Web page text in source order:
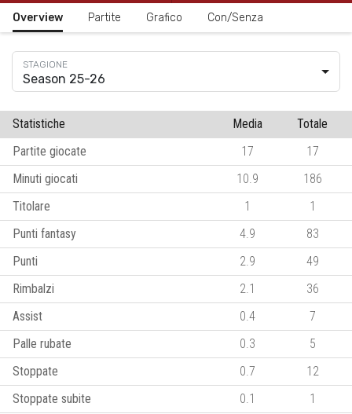
Overview Partite Grafico Con/Senza
Season 25-26
Statistiche Media
Totale
Partite giocate
17
17
Minuti giocati
10.9
186
Titolare
1
1
Punti fantasy
4.9
83
Punti
2.9
49
Rimbalzi
2.1
36
Assist
0.4
7
Palle rubate
0.3
5
Stoppate
0.7
12
Stoppate subite
0.1
1